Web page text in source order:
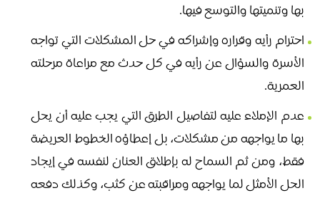
بها وتنميتها والتوسع فيها.
احترام رأيه وقراره وإشراكه في حل المشكلات التي تواجه
الأسرة والسؤال عن رأيه في كل حدث مع مراعاة مرحلته
العمرية.
عدم الإملاء عليه لتفاصيل الطرق التي يجب عليه أن يحل
بها ما يواجهه من مشكلات، بل إعطاؤه الخطوط العريضة
فقط، ومن ثم السماح له بإطلاق العنان لنفسه في إيجاد
الحل الأمثل لما يواجهه ومراقبته عن كثب، وكذلك دفعه